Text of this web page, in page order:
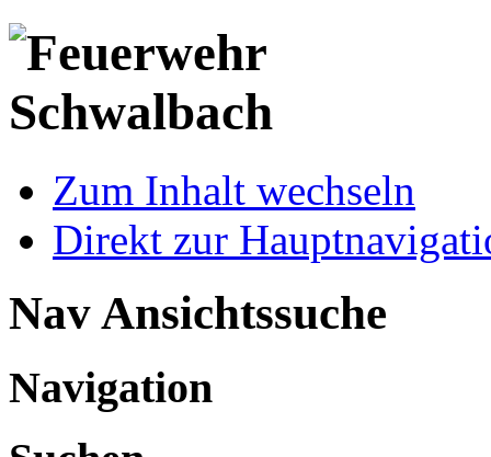
Zum Inhalt wechseln
Direkt zur
Nav Ansichtssuche
Navigation